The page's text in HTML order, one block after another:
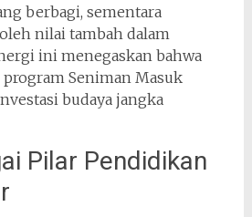
berbagi, sementara
nilai tambah dalam
ini menegaskan bahwa
Seniman Masuk
budaya jangka
Pilar Pendidikan